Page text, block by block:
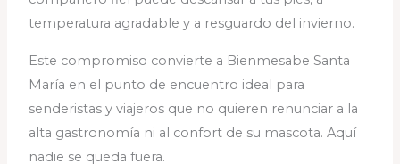
temperatura agradable y a resguardo del invierno.
Este compromiso convierte a Bienmesabe Santa
María en el punto de encuentro ideal para
senderistas y viajeros que no quieren renunciar a la
alta gastronomía ni al confort de su mascota. Aquí
nadie se queda fuera.